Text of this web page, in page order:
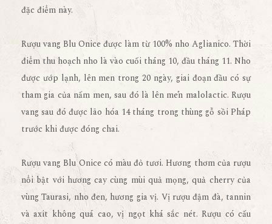
đặc điểm này.
Rượu vang Blu Onice được làm từ 100% nho Aglianico. Thời
điểm thu hoạch nho là vào cuối tháng 10, đầu tháng 11. Nho
được ướp lạnh, lên men trong 20 ngày, giai đoạn đầu có sự
tham gia của nấm men, sau đó là lên men malolactic. Rượu
vang sau đó được lão hóa 14 tháng trong thùng gỗ sồi Pháp
trước khi được đóng chai.
Rượu vang Blu Onice có màu đỏ tươi. Hương thơm của rượu
nổi bật với hương cay cùng mùi quả mọng, quả cherry của
vùng Taurasi, nho đen, hương gia vị. Vị rượu đậm đà, tannin
và axit không quá cao, vị ngọt khá sắc nét. Rượu có cấu